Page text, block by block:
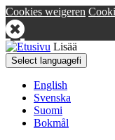
Cookies weigeren
Lisää
Select languagefi
English
Svenska
Suomi
Bokmål